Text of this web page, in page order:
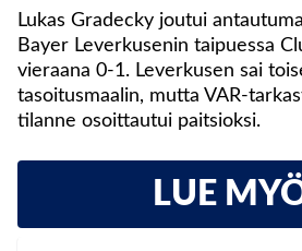
Lukas Gradecky joutui
Bayer Leverkusenin taipuessa
vieraana 0-1. Leverkusen sai
tasoitusmaalin, mutta VAR-
tilanne osoittautui paitsioksi.
LUE